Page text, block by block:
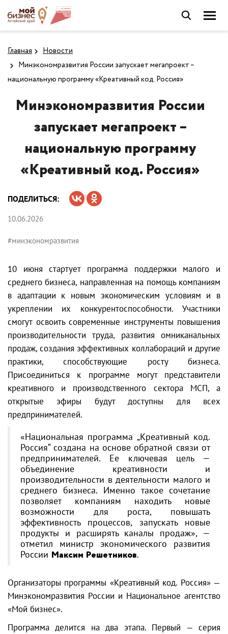
Главная
Новости
Минэкономразвития России запускает мегапроект –
национальную программу «Креативный код. Россия»
Минэкономразвития России
запускает мегапроект –
национальную программу
«Креативный код. Россия»
ПОДЕЛИТЬСЯ:
10.06.2026
#минэкономразвития
10 июня стартует программа поддержки малого и
среднего бизнеса, направленная на помощь компаниям
в адаптации к новым экономическим условиям и в
укреплении их конкурентоспособности. Участники
смогут освоить современные инструменты повышения
производительности труда, развития омниканальных
продаж, создания эффективных коллабораций и другие
практики, способствующие росту бизнеса.
Присоединиться к программе могут представители
креативного и производственного сектора МСП, а
открытые эфиры будут доступны для всех
предпринимателей.
«Национальная программа „Креативный код.
Россия“ создана на основе обратной связи от
предпринимателей. Ее ключевая цель —
объединение креативности и
производительности в деятельности малого и
среднего бизнеса. Именно такое сочетание
позволяет компаниям находить новые
возможности для роста, повышать
эффективность процессов, запускать новые
продукты и расширять каналы продаж», —
отметил министр экономического развития
России Максим Решетников.
Организаторы программы «Креативный код. Россия» —
Минэкономразвития России и Национальное агентство
«Мой бизнес».
Программа делится на два этапа. Первый — серия